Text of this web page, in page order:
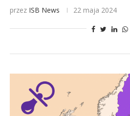
przez ISB News 22 maja 2024